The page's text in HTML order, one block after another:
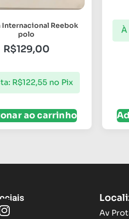
Internacional Reebok
polo
R$129,00
R$122,55 no Pix
ao carrinho
À
Av